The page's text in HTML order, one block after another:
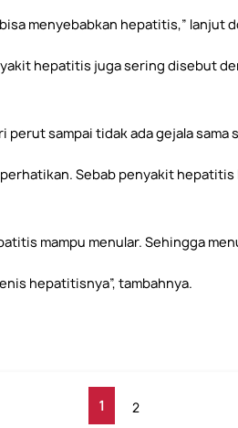
menyebabkan hepatitis,” lanjut
hepatitis juga sering disebut
perut sampai tidak ada gejala
Sebab penyakit
mampu menular. Sehingga
hepatitisnya”, tambahnya.
1 2